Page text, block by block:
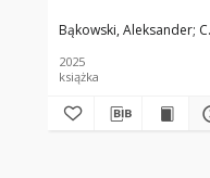
Bąkowski, Aleksander
2025
książka